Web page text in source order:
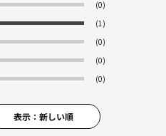
(0)
(1)
(0)
(0)
(0)
表示：新しい順